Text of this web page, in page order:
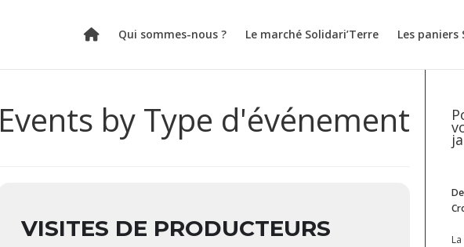
Qui sommes-nous ? Le marché Solidari’Terre Les paniers
Events by Type d'événement
VISITES DE PRODUCTEURS
La